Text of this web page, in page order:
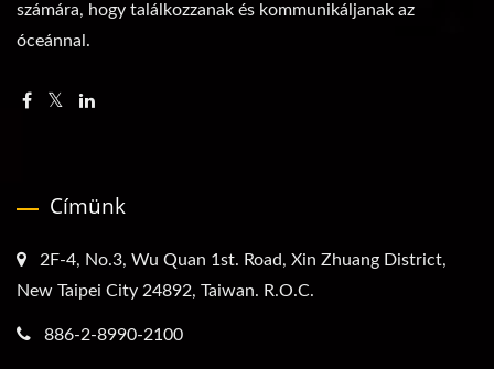
számára, hogy találkozzanak és kommunikáljanak az
óceánnal.
Címünk
2F-4, No.3, Wu Quan 1st. Road, Xin Zhuang District,
New Taipei City 24892, Taiwan. R.O.C.
886-2-8990-2100